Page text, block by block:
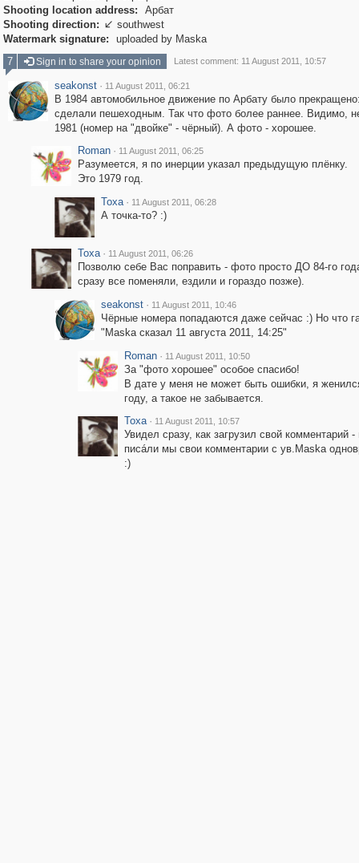
Shooting location address:
Арбат
Shooting direction:  southwest
Watermark signature:
uploaded by Maska
7
Sign in to share your opinion Latest comment: 11 August 2011, 10:57
seakonst · 11 August 2011, 06:21
В 1984 автомобильное движение по Арбату было
сделали пешеходным. Так что фото более раннее. Видимо,
1981 (номер на "двойке" - чёрный). А фото - хорошее.
Roman · 11 August 2011, 06:25
Разумеется, я по инерции указал предыдущую плёнку.
Это 1979 год.
Toxa · 11 August 2011, 06:28
А точка-то? :)
Toxa · 11 August 2011, 06:26
Позволю себе Вас поправить - фото просто ДО 84-го
сразу все поменяли, ездили и гораздо позже).
seakonst · 11 August 2011, 10:46
Чёрные номера попадаются даже сейчас :) Но что
"Maska сказал 11 августа 2011, 14:25"
Roman · 11 August 2011, 10:50
За "фото хорошее" особое спасибо!
В дате у меня не может быть ошибки, я
году, а такое не забывается.
Toxa · 11 August 2011, 10:57
Увидел сразу, как загрузил свой комментарий
писáли мы свои комментарии с ув.Maska
:)